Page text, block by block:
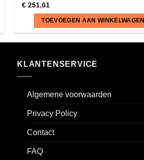
€251,61
TOEVOEGEN AAN WINKELWAGEN
KLANTENSERVICE
Algemene voorwaarden
Privacy Policy
Contact
FAQ